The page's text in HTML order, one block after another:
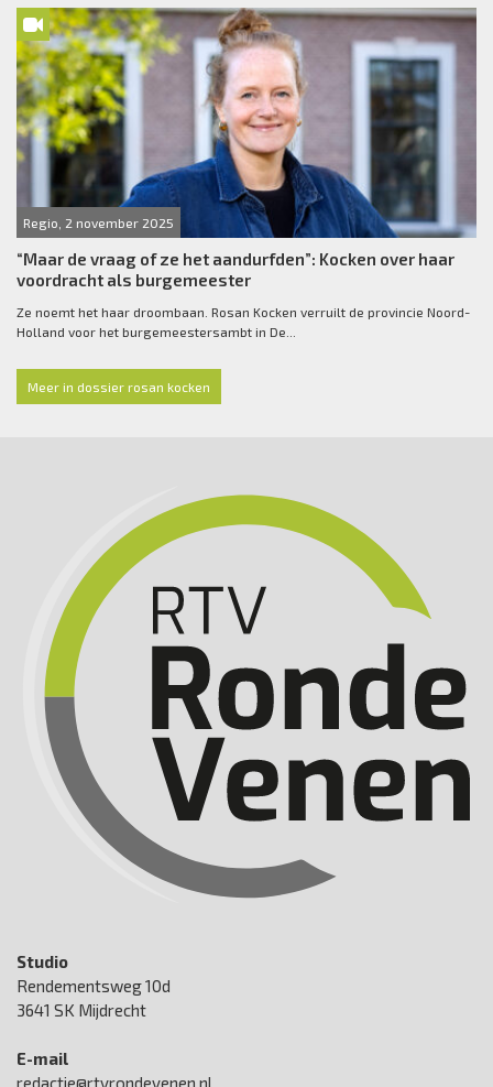
Regio, 2 november 2025
“Maar de vraag of ze het aandurfden”: Kocken over haar
voordracht als burgemeester
Ze noemt het haar droombaan. Rosan Kocken verruilt de provincie Noord-
Holland voor het burgemeestersambt in De...
Meer in dossier rosan kocken
Studio
Rendementsweg 10d
3641 SK Mijdrecht
E-mail
redactie@rtvrondevenen.nl